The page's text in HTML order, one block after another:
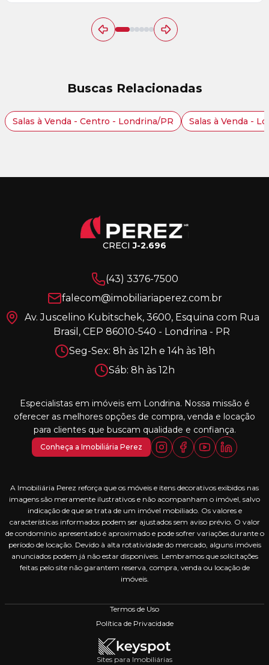
Buscas Relacionadas
Salas à Venda - Centro - Londrina/PR Salas à Venda -
CRECIJ-2.696
(43) 3376-7500
falecom@imobiliariaperez.com.br
Av. Juscelino Kubitschek, 3600, Esquina com Rua
Brasil, CEP 86010-540 - Londrina - PR
Seg-Sex: 8h às 12h e 14h às 18h
Sáb: 8h às 12h
Especialistas em imóveis em Londrina. Nossa missão é
oferecer as melhores opções de compra, venda e locação
para clientes que buscam qualidade e confiança.
Conheça a Imobiliária Perez
A Imobiliária Perez reforça que os móveis e itens decorativos exibidos nas
imagens são meramente ilustrativos e não acompanham o imóvel, salvo
indicação de que se trata de um imóvel mobiliado. Os valores e
características informados podem ser ajustados sem aviso prévio. O valor
de condomínio apresentado é aproximado e pode sofrer variações durante o
período de locação. Devido à alta rotatividade do mercado, alguns imóveis
anunciados podem já não estar disponíveis. Lembramos que solicitações
feitas pelo site não garantem reserva, compra, venda ou locação de
imóveis.
Termos de Uso
Política de Privacidade
Sites para Imobiliárias